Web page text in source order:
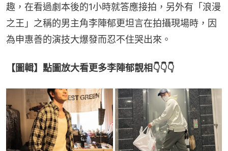
趣，在看過劇本後的1小時就答應接拍，另外有「浪漫
之王」之稱的男主角李陣郁更坦言在拍攝現場時，因
為申惠善的演技大爆發而忍不住哭出來。
【圖輯】點圖放大看更多李陣郁靚相👇👇👇